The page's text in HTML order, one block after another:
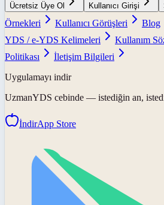
Ücretsiz Üye Ol Kullanıcı Girişi
Örnekleri
Kullanıcı Görüşleri Blog
YDS / e-YDS Kelimeleri
Kullanım
Politikası
İletişim Bilgileri
Uygulamayı indir
UzmanYDS cebinde — istediğin an,
İndirApp Store